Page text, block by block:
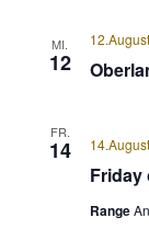
MI.
12
FR.
14
Friday
Range